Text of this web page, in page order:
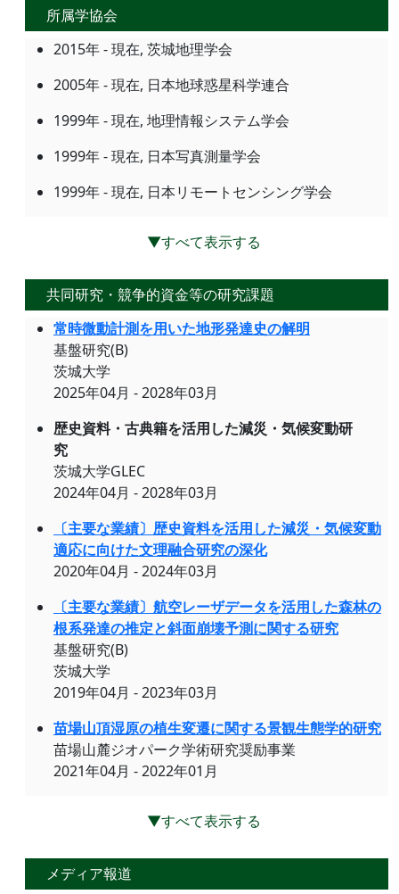
所属学協会
2015年 - 現在, 茨城地理学会
2005年 - 現在, 日本地球惑星科学連合
1999年 - 現在, 地理情報システム学会
1999年 - 現在, 日本写真測量学会
1999年 - 現在, 日本リモートセンシング学会
▼すべて表示する
共同研究・競争的資金等の研究課題
常時微動計測を用いた地形発達史の解明
基盤研究(B)
茨城大学
2025年04月 - 2028年03月
歴史資料・古典籍を活用した減災・気候変動研
究
茨城大学GLEC
2024年04月 - 2028年03月
〔主要な業績〕歴史資料を活用した減災・気候変動
適応に向けた文理融合研究の深化
2020年04月 - 2024年03月
〔主要な業績〕航空レーザデータを活用した森林の
根系発達の推定と斜面崩壊予測に関する研究
基盤研究(B)
茨城大学
2019年04月 - 2023年03月
苗場山頂湿原の植生変遷に関する景観生態学的研究
苗場山麓ジオパーク学術研究奨励事業
2021年04月 - 2022年01月
▼すべて表示する
メディア報道